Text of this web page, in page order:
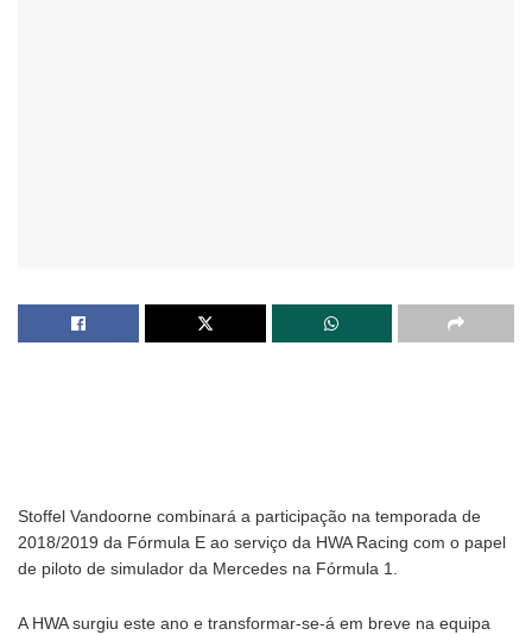
Stoffel Vandoorne combinará a participação na temporada de
2018/2019 da Fórmula E ao serviço da HWA Racing com o papel
de piloto de simulador da Mercedes na Fórmula 1.
A HWA surgiu este ano e transformar-se-á em breve na equipa